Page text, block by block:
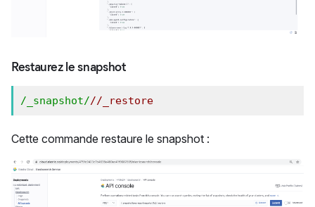
Restaurez le snapshot
/_snapshot///_restore
Cette commande restaure le snapshot :